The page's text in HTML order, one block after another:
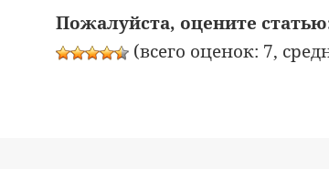
Пожалуйста, оцените
(всего оценок: 7,